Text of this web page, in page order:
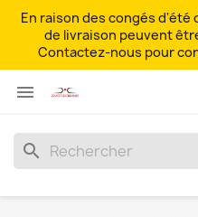
En raison des congés d'été
de livraison peuvent
Contactez-nous pour

search